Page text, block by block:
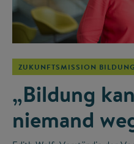
ZUKUNFTSMISSION BILDUNG
„Bildung
niemand